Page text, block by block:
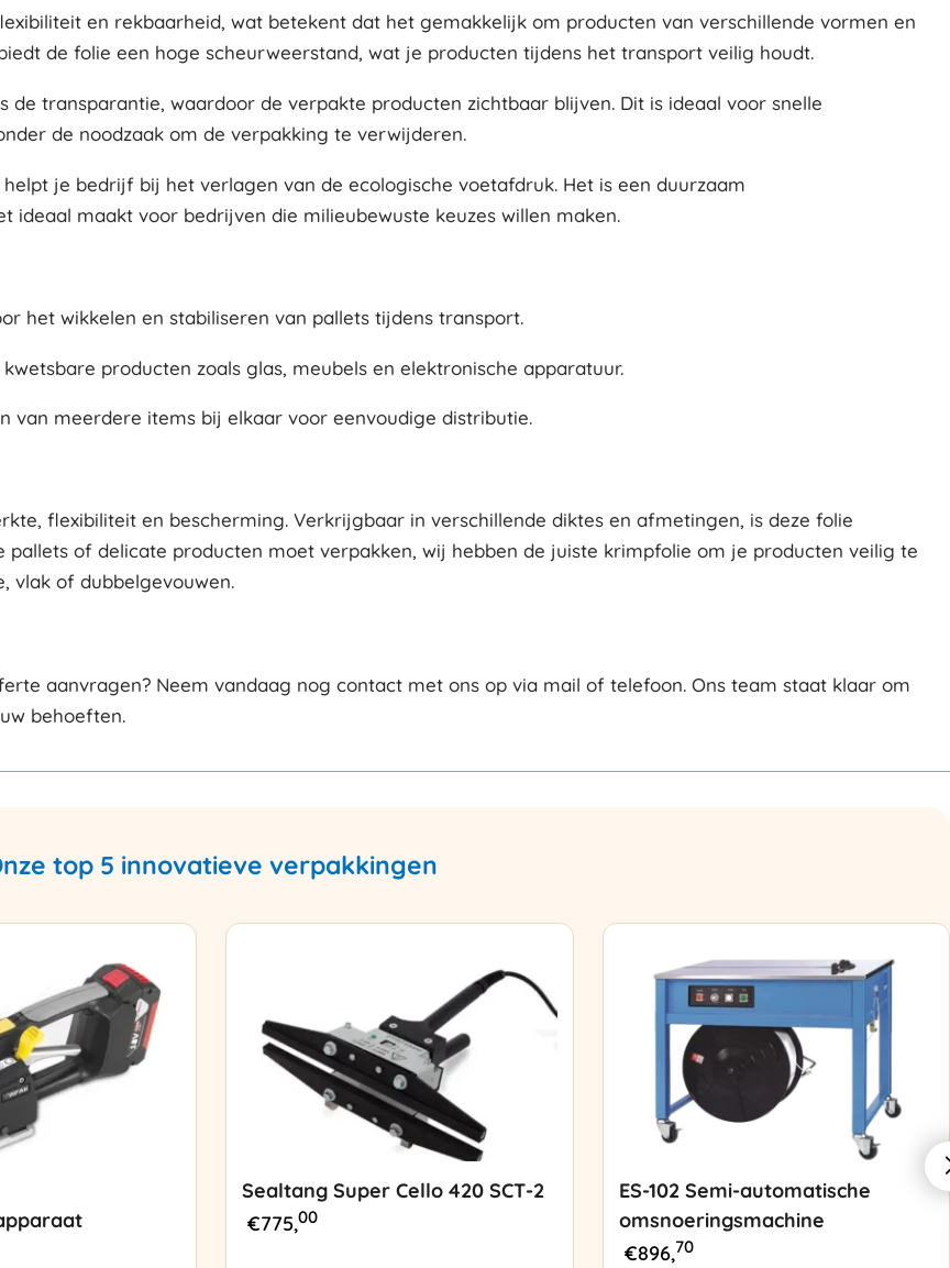
en rekbaarheid, wat betekent dat het gemakkelijk om producten van verschillende vormen en
de folie een hoge scheurweerstand, wat je producten tijdens het transport veilig houdt.
de transparantie, waardoor de verpakte producten zichtbaar blijven. Dit is ideaal voor snelle
de noodzaak om de verpakking te verwijderen.
je bedrijf bij het verlagen van de ecologische voetafdruk. Het is een duurzaam
maakt voor bedrijven die milieubewuste keuzes willen maken.
het wikkelen en stabiliseren van pallets tijdens transport.
producten zoals glas, meubels en elektronische apparatuur.
van meerdere items bij elkaar voor eenvoudige distributie.
flexibiliteit en bescherming. Verkrijgbaar in verschillende diktes en afmetingen, is deze folie
of delicate producten moet verpakken, wij hebben de juiste krimpfolie om je producten veilig te
vlak of dubbelgevouwen.
aanvragen? Neem vandaag nog contact met ons op via mail of telefoon. Ons team staat klaar om
behoeften.
top 5 innovatieve verpakkingen
Sealtang Super Cello 420 SCT-2
€775,00
ES-102 Semi-automatische
omsnoeringsmachine
€896,70